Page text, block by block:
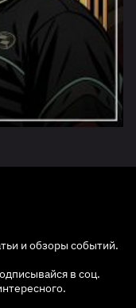
и обзоры событий.
в соц.